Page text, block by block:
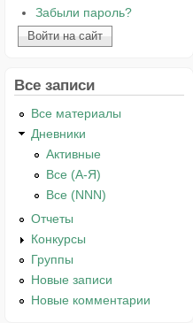
Забыли пароль?
Все записи
Все материалы
Дневники
Активные
Все (А-Я)
Все (NNN)
Отчеты
Конкурсы
Группы
Новые записи
Новые комментарии